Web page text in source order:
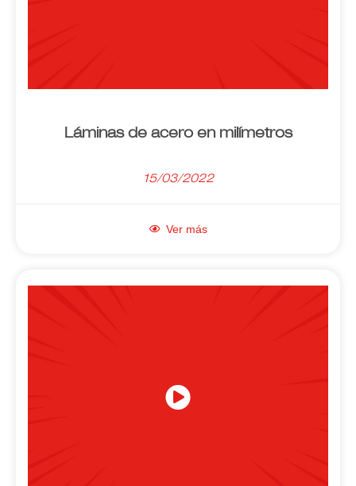
Láminas de acero en milímetros
15/03/2022
Ver más